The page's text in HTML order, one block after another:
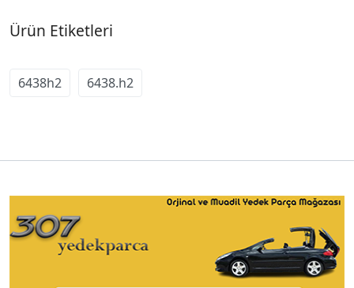
Ürün Etiketleri
6438h2 6438.h2